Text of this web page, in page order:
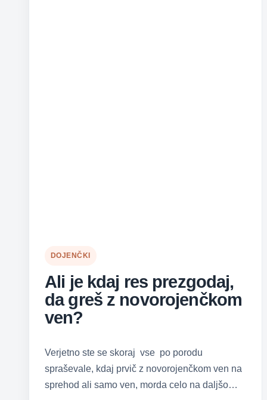
DOJENČKI
Ali je kdaj res prezgodaj,
da greš z novorojenčkom
ven?
Verjetno ste se skoraj vse po porodu
spraševale, kdaj prvič z novorojenčkom ven na
sprehod ali samo ven, morda celo na daljšo…